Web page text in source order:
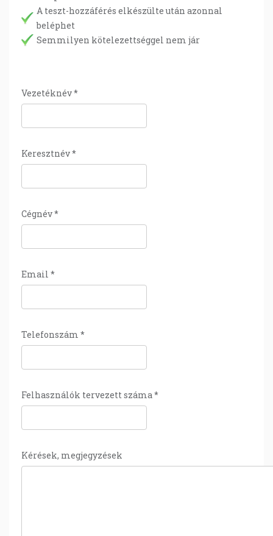
A teszt-hozzáférés elkészülte után azonnal
beléphet
Semmilyen kötelezettséggel nem jár
Vezetéknév*
Keresztnév*
Cégnév*
Email *
Telefonszám *
Felhasználók tervezett száma*
Kérések, megjegyzések